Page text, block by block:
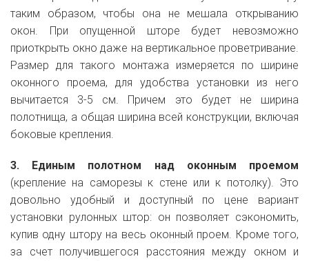
таким образом, чтобы она не мешала открыванию
окон. При опущенной шторе будет невозможно
приоткрыть окно даже на вертикальное проветривание.
Размер для такого монтажа измеряется по ширине
оконного проема, для удобства установки из него
вычитается 3-5 см. Причем это будет не ширина
полотнища, а общая ширина всей конструкции, включая
боковые крепления.
3. Единым полотном над оконным проемом
(крепление на саморезы к стене или к потолку). Это
довольно удобный и доступный по цене вариант
установки рулонных штор: он позволяет сэкономить,
купив одну штору на весь оконный проем. Кроме того,
за счет получившегося расстояния между окном и